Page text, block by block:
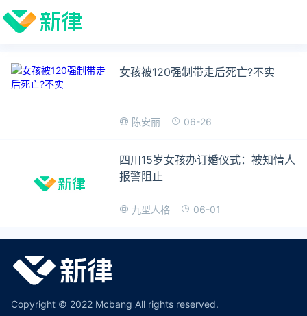
女孩被120强制带走后死亡?不实
陈安丽 06-26
四川15岁女孩办订婚仪式：被知情人
报警阻止
九型人格 06-01
Copyright © 2022 Mcbang All rights reserved.